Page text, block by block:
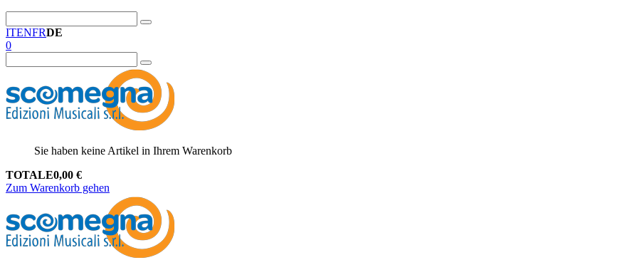
ITENFRDE
0
Sie haben keine Artikel in Ihrem Warenkorb
TOTALE0,00 €
Zum Warenkorb gehen